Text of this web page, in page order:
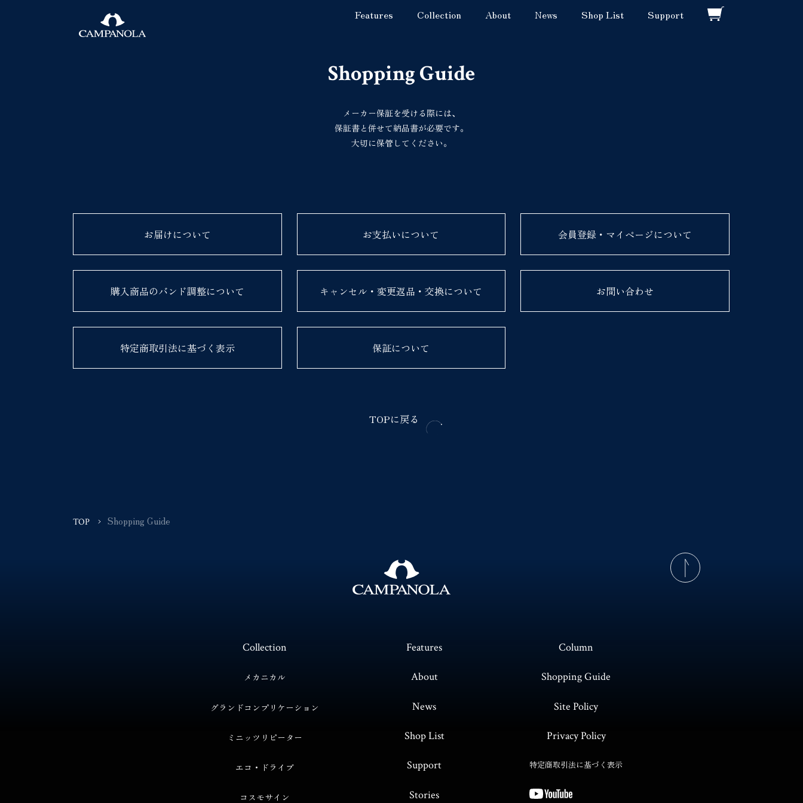
Features Collection About News Shop List Support
Shopping Guide
メーカー保証を受ける際には、
保証書と併せて納品書が必要です。
大切に保管してください。
お届けについて お支払いについて 会員登録・マイページについて
購入商品のバンド調整について キャンセル・変更返品・交換について お問い合わせ
特定商取引法に基づく表示 保証について
TOPに戻る
TOP Shopping Guide
Collection
メカニカル
グランドコンプリケーション
ミニッツリピーター
エコ・ドライブ
コスモサイン
Features
About
News
Shop List
Support
Stories
Column
Shopping Guide
Site Policy
Privacy Policy
特定商取引法に基づく表示